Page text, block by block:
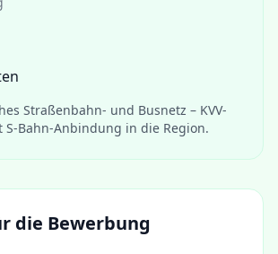
Straßenbahn- und Busnetz – KVV-
S-Bahn-Anbindung in die Region.
die Bewerbung